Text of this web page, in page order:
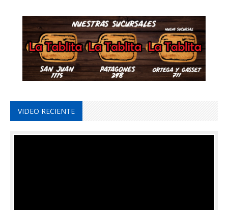
VIDEO RECIENTE